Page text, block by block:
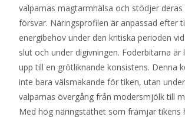
valparnas magtarmhälsa och stödjer deras
försvar. Näringsprofilen är anpassad efter
energibehov under den kritiska perioden
slut och under digivningen. Foderbitarna
upp till en grötliknande konsistens. Denna
inte bara välsmakande för tiken, utan
valparnas övergång från modersmjölk till
Med hög näringstäthet som främjar tikens